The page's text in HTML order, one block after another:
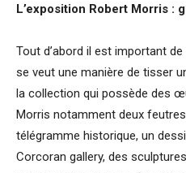
L’exposition Robert Morris :
Tout d’abord il est important
se veut une manière de tisser
la collection qui possède des
Morris notamment deux
télégramme historique, un
Corcoran gallery, des